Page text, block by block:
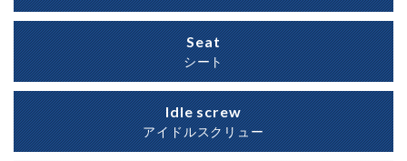
Seat
シート
Idle screw
アイドルスクリュー